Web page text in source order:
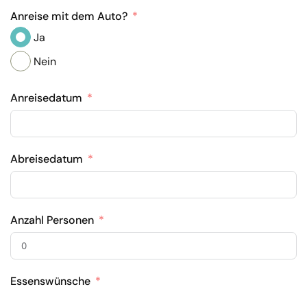
Anreise mit dem Auto?
Ja
Nein
Anreisedatum
Abreisedatum
Anzahl Personen
Essenswünsche